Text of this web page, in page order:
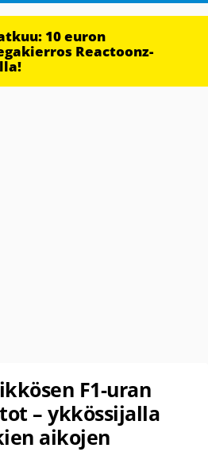
10 euron
Reactoonz-
F1-uran
– ykkössijalla
aikojen